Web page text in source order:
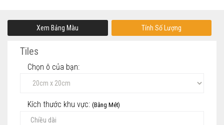
Xem Bảng Màu Tính Số Lượng
Tiles
Chọn ô của bạn:
Kích thước khu vực: (Bằng Mét)